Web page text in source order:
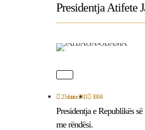
Presidentja Atifete
23 shtator 2011 10:04
Presidentja e Republikës
me rëndësi.